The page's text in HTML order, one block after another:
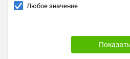
Любое значение